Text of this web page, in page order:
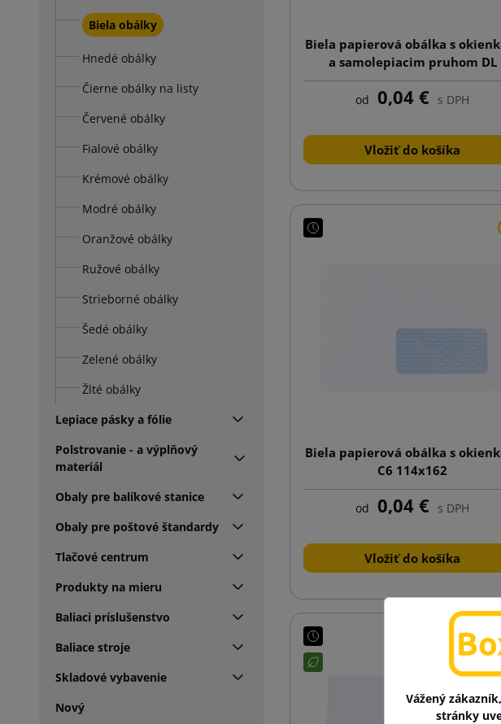
Biela obálky
Hnedé obálky
Čierne obálky na listy
Červené obálky
Fialové obálky
Krémové obálky
Modré obálky
Oranžové obálky
Ružové obálky
Strieborné obálky
Šedé obálky
Zelené obálky
Žlté obálky
Lepiace pásky a fólie
Polstrovanie - a výplňový
materiál
Obaly pre balíkové stanice
Obaly pre poštové štandardy
Tlačové centrum
Produkty na mieru
Baliaci príslušenstvo
Baliace stroje
Skladové vybavenie
Nový
Biela papierová obálka s
a samolepiacim pruhom DL
110x220
od 0,04 € s DPH
Vložiť do košíka
Biela papierová obálka s
C6 114x162
od 0,04 € s DPH
Vložiť do košíka
Vážený
stránky